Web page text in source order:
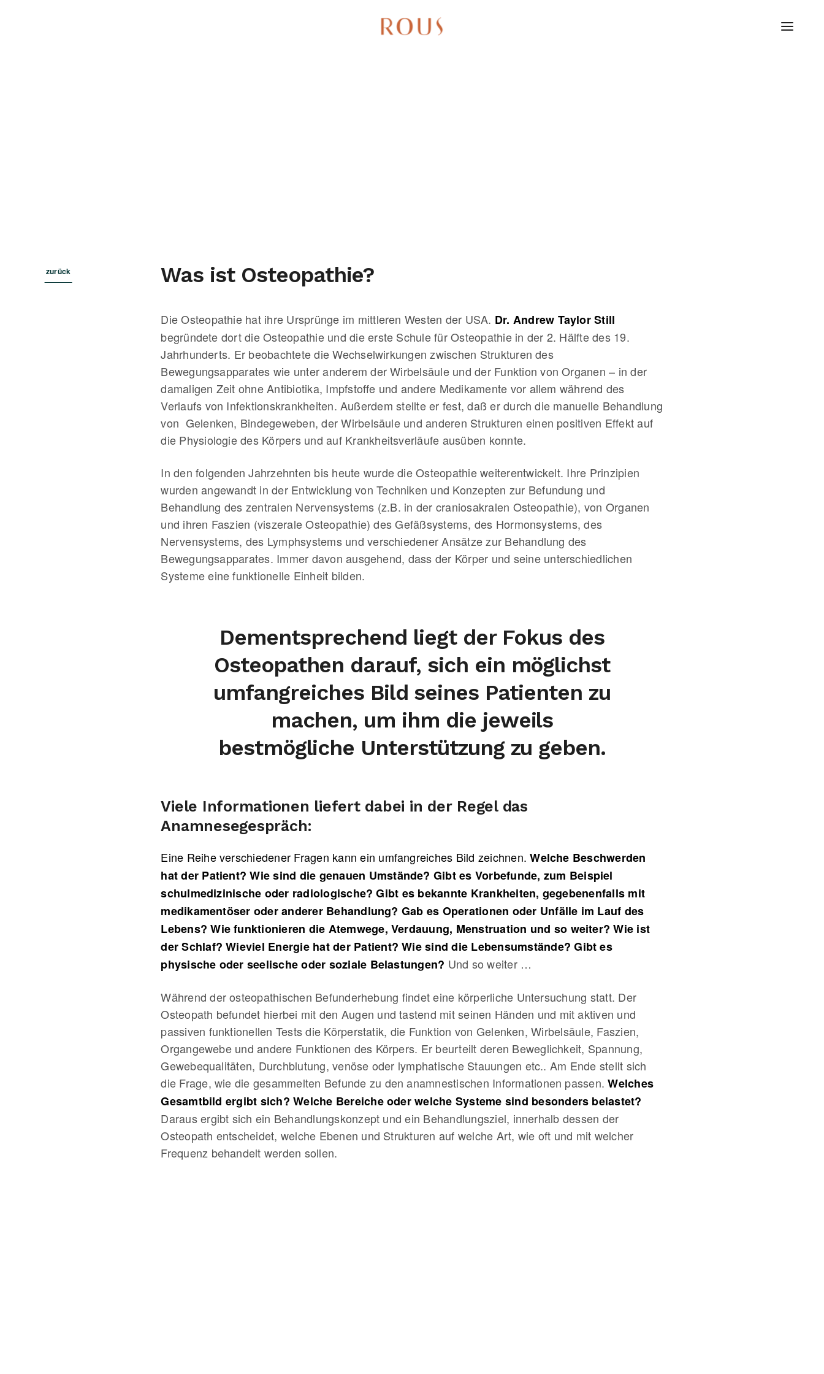
zurück Was ist Osteopathie?
Die Osteopathie hat ihre Ursprünge im mittleren Westen der USA. Dr. Andrew Taylor Still
begründete dort die Osteopathie und die erste Schule für Osteopathie in der 2. Hälfte des 19.
Jahrhunderts. Er beobachtete die Wechselwirkungen zwischen Strukturen des
Bewegungsapparates wie unter anderem der Wirbelsäule und der Funktion von Organen – in der
damaligen Zeit ohne Antibiotika, Impfstoffe und andere Medikamente vor allem während des
Verlaufs von Infektionskrankheiten. Außerdem stellte er fest, daß er durch die manuelle Behandlung
von Gelenken, Bindegeweben, der Wirbelsäule und anderen Strukturen einen positiven Effekt auf
die Physiologie des Körpers und auf Krankheitsverläufe ausüben konnte.
In den folgenden Jahrzehnten bis heute wurde die Osteopathie weiterentwickelt. Ihre Prinzipien
wurden angewandt in der Entwicklung von Techniken und Konzepten zur Befundung und
Behandlung des zentralen Nervensystems (z.B. in der craniosakralen Osteopathie), von Organen
und ihren Faszien (viszerale Osteopathie) des Gefäßsystems, des Hormonsystems, des
Nervensystems, des Lymphsystems und verschiedener Ansätze zur Behandlung des
Bewegungsapparates. Immer davon ausgehend, dass der Körper und seine unterschiedlichen
Systeme eine funktionelle Einheit bilden.
Dementsprechend liegt der Fokus des
Osteopathen darauf, sich ein möglichst
umfangreiches Bild seines Patienten zu
machen, um ihm die jeweils
bestmögliche Unterstützung zu geben.
Viele Informationen liefert dabei in der Regel das
Anamnesegespräch:
Eine Reihe verschiedener Fragen kann ein umfangreiches Bild zeichnen.Welche Beschwerden
hat der Patient? Wie sind die genauen Umstände? Gibt es Vorbefunde, zum Beispiel
schulmedizinische oder radiologische? Gibt es bekannte Krankheiten, gegebenenfalls mit
medikamentöser oder anderer Behandlung? Gab es Operationen oder Unfälle im Lauf des
Lebens? Wie funktionieren die Atemwege, Verdauung, Menstruation und so weiter? Wie ist
der Schlaf? Wieviel Energie hat der Patient? Wie sind die Lebensumstände? Gibt es
physische oder seelische oder soziale Belastungen? Und so weiter …
Während der osteopathischen Befunderhebung findet eine körperliche Untersuchung statt. Der
Osteopath befundet hierbei mit den Augen und tastend mit seinen Händen und mit aktiven und
passiven funktionellen Tests die Körperstatik, die Funktion von Gelenken, Wirbelsäule, Faszien,
Organgewebe und andere Funktionen des Körpers. Er beurteilt deren Beweglichkeit, Spannung,
Gewebequalitäten, Durchblutung, venöse oder lymphatische Stauungen etc.. Am Ende stellt sich
die Frage, wie die gesammelten Befunde zu den anamnestischen Informationen passen.Welches
Gesamtbild ergibt sich? Welche Bereiche oder welche Systeme sind besonders belastet?
Daraus ergibt sich ein Behandlungskonzept und ein Behandlungsziel, innerhalb dessen der
Osteopath entscheidet, welche Ebenen und Strukturen auf welche Art, wie oft und mit welcher
Frequenz behandelt werden sollen.